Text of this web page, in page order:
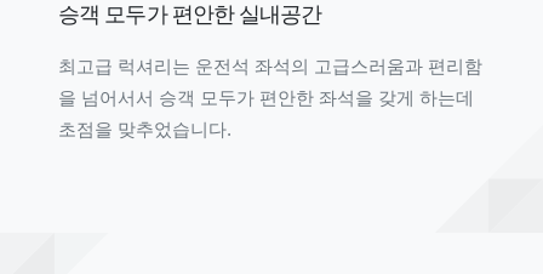
승객 모두가 편안한 실내공간
최고급 럭셔리는 운전석 좌석의 고급스러움과 편리함
을 넘어서서 승객 모두가 편안한 좌석을 갖게 하는데
초점을 맞추었습니다.